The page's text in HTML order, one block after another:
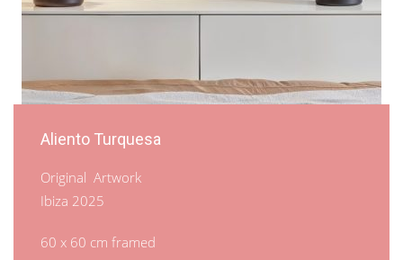
Aliento Turquesa
Original Artwork
Ibiza 2025
60 x 60 cm framed